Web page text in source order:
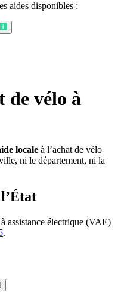
aides disponibles :
de vélo à
locale à l’achat de vélo
ni le département, ni la
assistance électrique (VAE)
.